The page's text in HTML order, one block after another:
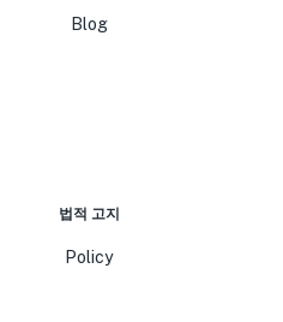
Blog
법적 고지
Policy